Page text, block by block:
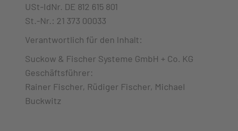
USt-IdNr. DE 812 615 801
St.-Nr.: 21 373 00033
Verantwortlich für den Inhalt:
Suckow & Fischer Systeme GmbH + Co. KG
Geschäftsführer:
Rainer Fischer, Rüdiger Fischer, Michael
Buckwitz